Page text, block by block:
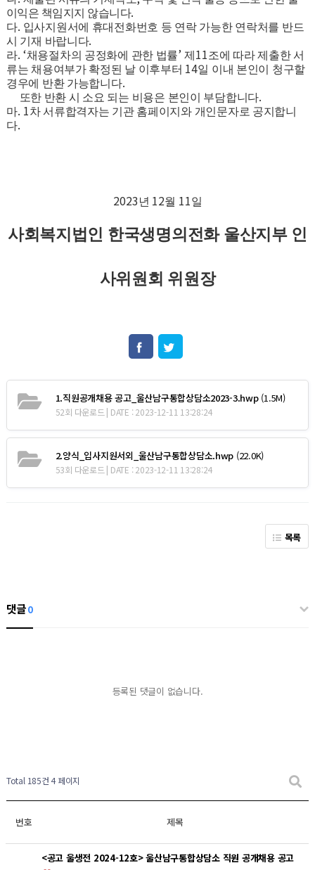
이익은 책임지지 않습니다.
다. 입사지원서에 휴대전화번호 등 연락 가능한 연락처를 반드
시 기재 바랍니다.
라. ‘채용절차의 공정화에 관한 법률’제 11조에 따라 제출한 서
류는 채용여부가 확정된 날 이후부터 14일 이내 본인이 청구할
경우에 반환 가능합니다.
또한 반환 시 소요 되는 비용은 본인이 부담합니다.
마. 1차 서류합격자는 기관 홈페이지와 개인문자로 공지합니
다.
2023년 12월 11일
사회복지법인 한국생명의전화 울산지부 인
사위원회 위원장
1.직원공개채용 공고_울산남구통합상담소2023-3.hwp(1.5M)
52회 다운로드 | DATE : 2023-12-11 13:28:24
2.양식_입사지원서외_울산남구통합상담소.hwp (22.0K)
53회 다운로드 | DATE : 2023-12-11 13:28:24
목록
댓글0
등록된 댓글이 없습니다.
Total 185건 4 페이지
번호 제목
<공고 울생전 2024-12호> 울산남구통합상담소 직원 공개채용 공고